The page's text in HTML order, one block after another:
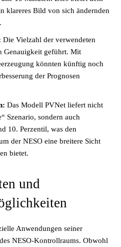
klareres Bild von sich ändernden
Die Vielzahl der verwendeten
Genauigkeit geführt. Mit
könnten künftig noch
der Prognosen
Das Modell PVNet liefert nicht
Szenario, sondern auch
10. Perzentil, was den
der NESO eine breitere Sicht
bietet.
und
Anwendungen seiner
NESO-Kontrollraums. Obwohl